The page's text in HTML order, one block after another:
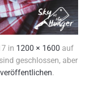
in 1200 × 1600 auf
geschlossen, aber
.